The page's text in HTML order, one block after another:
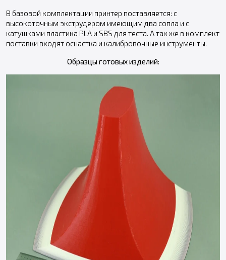
В базовой комплектации принтер поставляется: с
высокоточным экструдером имеющим два сопла и с
катушками пластика PLA и SBS для теста. А так же в комплект
поставки входят оснастка и калибровочные инструменты.
Образцы готовых изделий: